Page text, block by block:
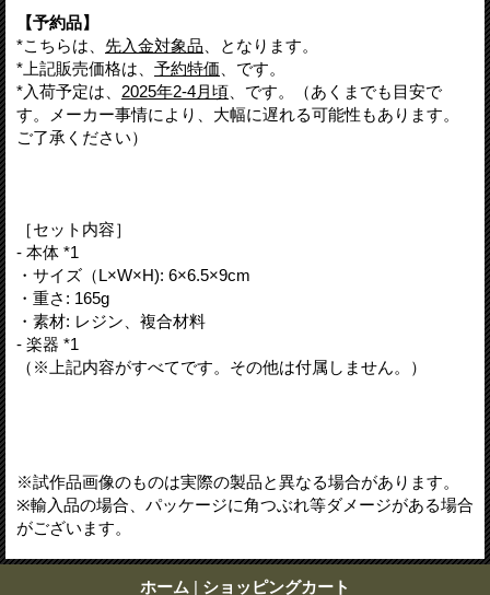
【予約品】
*こちらは、 先入金対象品 、となります。
*上記販売価格は、 予約特価 、です。
*入荷予定は、 2025年2-4月頃 、です。（あくまでも目安で
す。メーカー事情により、大幅に遅れる可能性もあります。
ご了承ください）
［セット内容］
- 本体 *1
・サイズ（L×W×H): 6×6.5×9cm
・重さ: 165g
・素材: レジン、複合材料
- 楽器 *1
（※上記内容がすべてです。その他は付属しません。）
※試作品画像のものは実際の製品と異なる場合があります。
※輸入品の場合、パッケージに角つぶれ等ダメージがある場合
がございます。
ホーム | ショッピングカート